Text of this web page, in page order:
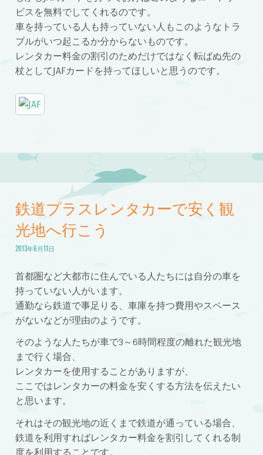
ビスを無料でしてくれるのです。
車を持っている人も持っていない人もこのようなトラ
ブルがいつ起こるか分からないものです。
レンタカー料金の割引のためだけではなく転ばぬ先の
杖としてJAFカードを持ってほしいと思うのです。
鉄道プラスレンタカーで安く観
光地へ行こう
2013年6月11日
首都圏など大都市に住んでいる人たちには自分の車を
持っていない人がいます。
通勤なら鉄道で事足りる、車庫を持つ費用やスペース
がないなどが理由のようです。
そのような人たちが車で3～6時間程度の離れた観光地
まで行く場合、
レンタカーを使用することがありますが、
ここではレンタカーの料金を安くする方法を伝えたい
と思います。
それはその観光地の近くまで鉄道が通っている場合、
鉄道を利用すればレンタカー料金を割引してくれる制
度を利用することです。